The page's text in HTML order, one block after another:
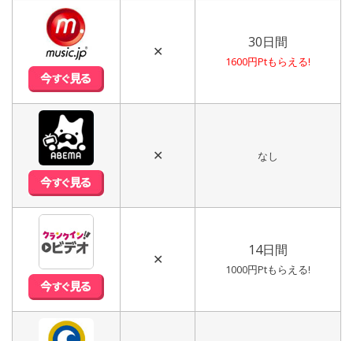
✕
30日間
1600円Ptもらえる!
✕ なし
✕
14日間
1000円Ptもらえる!